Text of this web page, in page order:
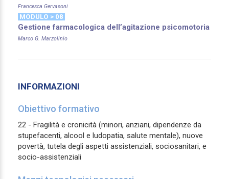
Francesca Gervasoni
MODULO > 08
Gestione farmacologica dell’agitazione psicomotoria
Marco G. Marzolinio
INFORMAZIONI
Obiettivo formativo
22 - Fragilità e cronicità (minori, anziani, dipendenze da
stupefacenti, alcool e ludopatia, salute mentale), nuove
povertà, tutela degli aspetti assistenziali, sociosanitari, e
socio-assistenziali